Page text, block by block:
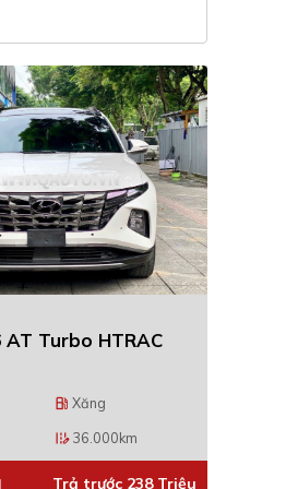
AT Turbo HTRAC
local_gas_station Xăng
edit_road 36.000km
Trả trước 238 Triệu